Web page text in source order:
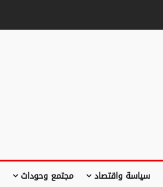
سياسة واقتصاد مجتمع وحوداث